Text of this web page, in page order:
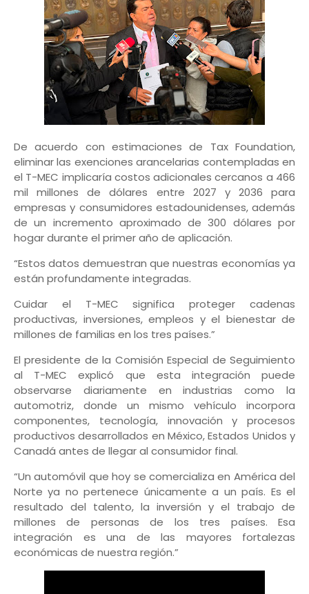
De acuerdo con estimaciones de Tax Foundation,
eliminar las exenciones arancelarias contempladas en
el T-MEC implicaría costos adicionales cercanos a 466
mil millones de dólares entre 2027 y 2036 para
empresas y consumidores estadounidenses, además
de un incremento aproximado de 300 dólares por
hogar durante el primer año de aplicación.
“Estos datos demuestran que nuestras economías ya
están profundamente integradas.
Cuidar el T-MEC significa proteger cadenas
productivas, inversiones, empleos y el bienestar de
millones de familias en los tres países.”
El presidente de la Comisión Especial de Seguimiento
al T-MEC explicó que esta integración puede
observarse diariamente en industrias como la
automotriz, donde un mismo vehículo incorpora
componentes, tecnología, innovación y procesos
productivos desarrollados en México, Estados Unidos y
Canadá antes de llegar al consumidor final.
“Un automóvil que hoy se comercializa en América del
Norte ya no pertenece únicamente a un país. Es el
resultado del talento, la inversión y el trabajo de
millones de personas de los tres países. Esa
integración es una de las mayores fortalezas
económicas de nuestra región.”